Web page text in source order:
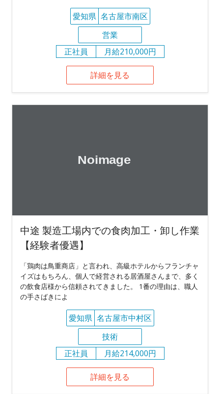
愛知県 名古屋市南区
営業
正社員
月給210,000円
詳細を見る
中途 製造工場内での食肉加工・卸し作業
【経験者優遇】
「鶏肉は鳥重商店」と言われ、高級ホテルからフランチャ
イズはもちろん、個人で経営される居酒屋さんまで、多く
の飲食店様から信頼されてきました。 1番の理由は、職人
の手さばきによ
愛知県 名古屋市中村区
技術
正社員
月給214,000円
詳細を見る